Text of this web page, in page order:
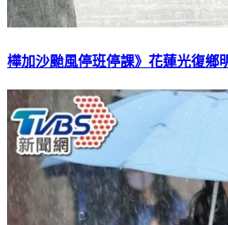
樺加沙颱風停班停課》花蓮光復鄉